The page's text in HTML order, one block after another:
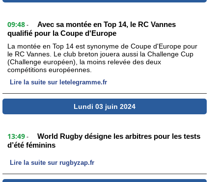
09:48 -
Avec sa montée en Top 14, le RC Vannes
qualifié pour la Coupe d'Europe
La montée en Top 14 est synonyme de Coupe d'Europe pour
le RC Vannes. Le club breton jouera aussi la Challenge Cup
(Challenge européen), la moins relevée des deux
compétitions européennes.
Lire la suite sur letelegramme.fr
Lundi 03 juin 2024
13:49 -
World Rugby désigne les arbitres pour les tests
d’été féminins
Lire la suite sur rugbyzap.fr